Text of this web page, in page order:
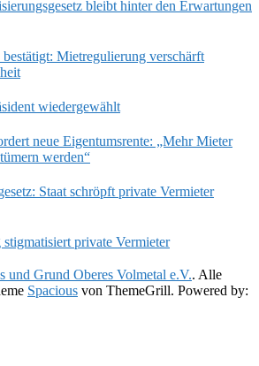
bleibt hinter den Erwartungen
Mietregulierung verschärft
wiedergewählt
neue Eigentumsrente: „Mehr Mieter
werden“
Staat schröpft private Vermieter
private Vermieter
und Grund Oberes Volmetal e.V.. Alle
Spacious von ThemeGrill. Powered by: